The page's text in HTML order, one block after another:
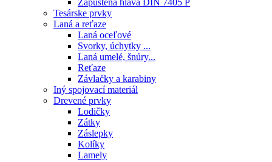
Zapustená hlava DIN 7405 P
Tesárske prvky
Laná a reťaze
Laná oceľové
Svorky, úchytky ...
Laná umelé, šnúry...
Reťaze
Závlačky a karabiny
Iný spojovací materiál
Drevené prvky
Lodičky
Zátky
Záslepky
Kolíky
Lamely